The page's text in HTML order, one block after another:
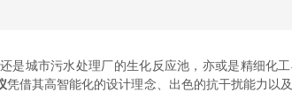
城市污水处理厂的生化反应池，亦或是精细化
凭借其高智能化的设计理念、出色的抗干扰能力以